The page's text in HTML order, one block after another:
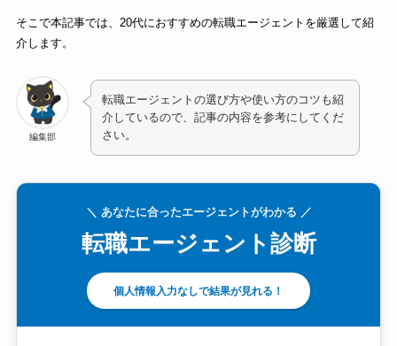
そこで本記事では、20代におすすめの転職エージェントを厳選して紹
介します。
編集部
転職エージェントの選び方や使い方のコツも紹
介しているので、記事の内容を参考にしてくだ
さい。
＼ あなたに合ったエージェントがわかる ／
転職エージェント診断
個人情報入力なしで結果が見れる！